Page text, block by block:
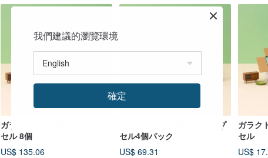
ガラクトオリゴ糖レモンカプ
セル 8個
US$ 135.06
ガラクトオリゴ糖レモンカプ
セル4個パック
US$ 69.31
ガラク
セル
US$
我們建議的瀏覽環境
確定